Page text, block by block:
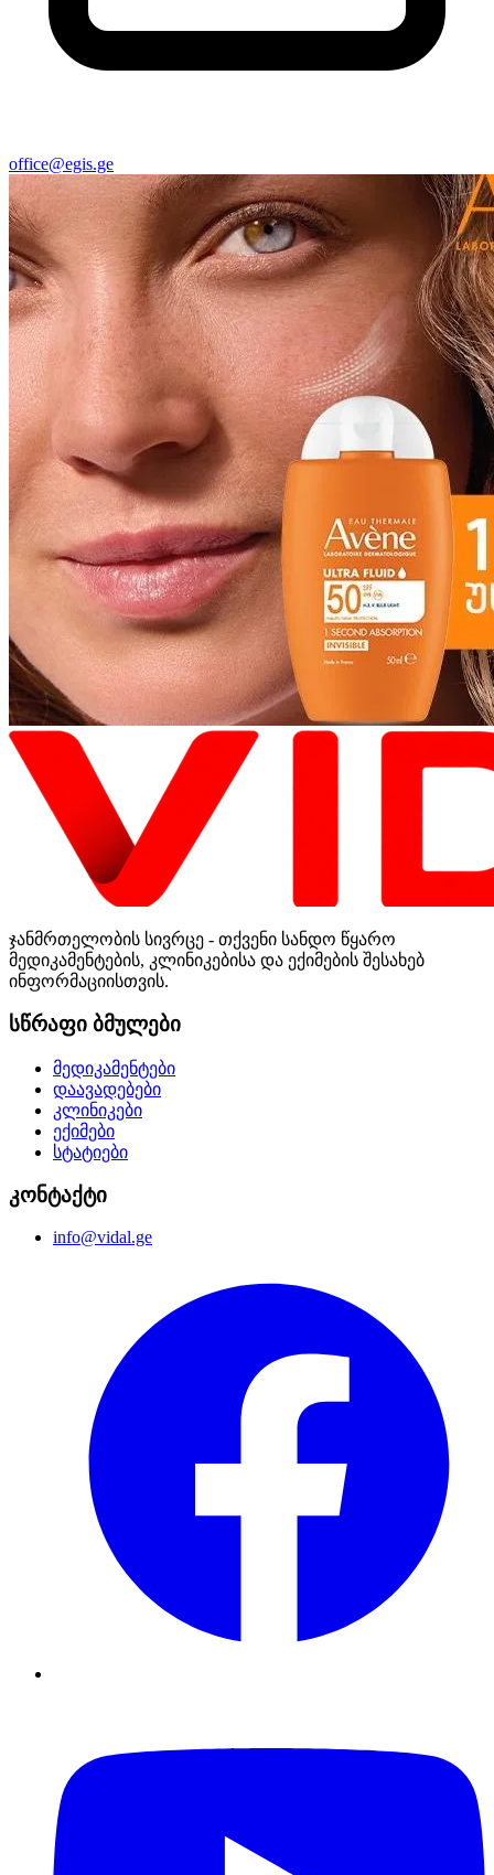
office@egis.ge
ჯანმრთელობის სივრცე - თქვენი სანდო წყარო
მედიკამენტების, კლინიკებისა და ექიმების შესახებ
ინფორმაციისთვის.
სწრაფი ბმულები
მედიკამენტები
დაავადებები
კლინიკები
ექიმები
სტატიები
კონტაქტი
info@vidal.ge